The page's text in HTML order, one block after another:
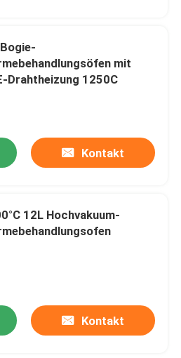
mit
Drahtheizung 1250C
Kontakt
12L Hochvakuum-
Kontakt